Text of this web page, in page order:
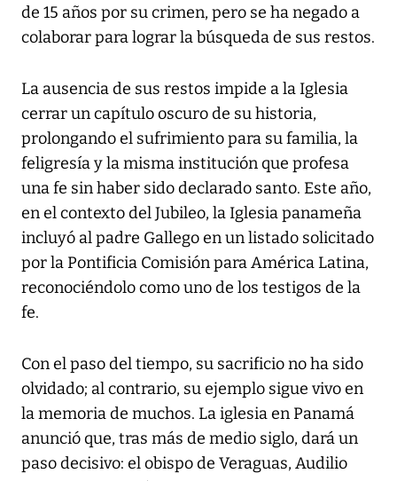
de 15 años por su crimen, pero se ha negado a
colaborar para lograr la búsqueda de sus restos.
La ausencia de sus restos impide a la Iglesia
cerrar un capítulo oscuro de su historia,
prolongando el sufrimiento para su familia, la
feligresía y la misma institución que profesa
una fe sin haber sido declarado santo. Este año,
en el contexto del Jubileo, la Iglesia panameña
incluyó al padre Gallego en un listado solicitado
por la Pontificia Comisión para América Latina,
reconociéndolo como uno de los testigos de la
fe.
Con el paso del tiempo, su sacrificio no ha sido
olvidado; al contrario, su ejemplo sigue vivo en
la memoria de muchos. La iglesia en Panamá
anunció que, tras más de medio siglo, dará un
paso decisivo: el obispo de Veraguas, Audilio